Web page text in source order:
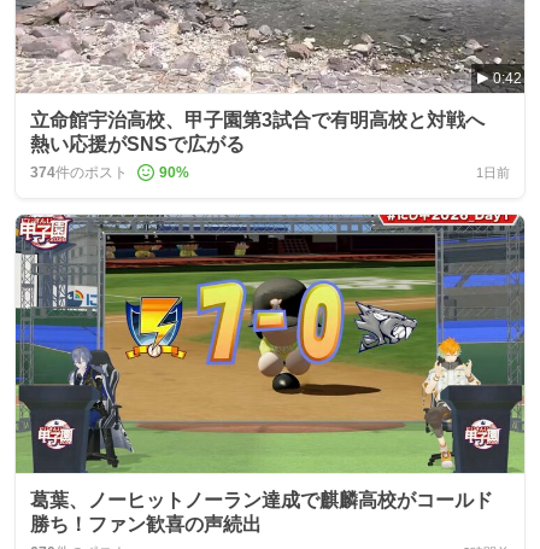
0:42
立命館宇治高校、甲子園第3試合で有明高校と対戦へ
熱い応援がSNSで広がる
374件のポスト 90% 1日前
葛葉、ノーヒットノーラン達成で麒麟高校がコールド
勝ち！ファン歓喜の声続出